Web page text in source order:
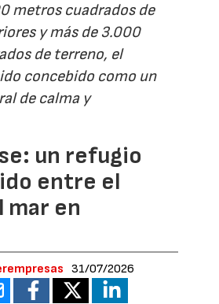
metros cuadrados de
y más de 3.000
de terreno, el
concebido como un
de calma y
un refugio
entre el
mar en
31/07/2026